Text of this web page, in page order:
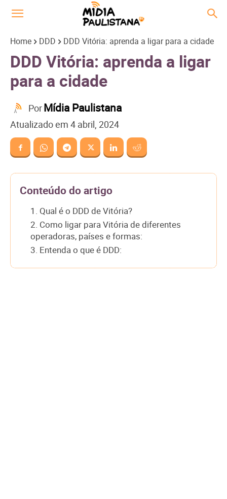
Home DDD DDD Vitória: aprenda a ligar para a cidade
DDD Vitória: aprenda a ligar
para a cidade
PorMídia Paulistana
Atualizado em 4 abril, 2024
Conteúdo do artigo
1. Qual é o DDD de Vitória?
2. Como ligar para Vitória de diferentes
operadoras, países e formas:
3. Entenda o que é DDD: